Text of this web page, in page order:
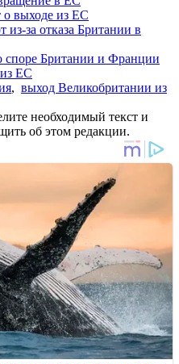
о выходе из ЕС
за отказа Британии в
споре Британии и Франции
ЕС
, выход Великобритании из
необходимый текст и
об этом редакции.